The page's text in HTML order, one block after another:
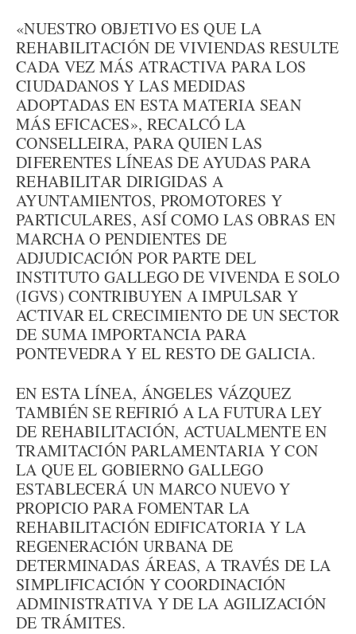
«NUESTRO OBJETIVO ES QUE LA
REHABILITACIÓN DE VIVIENDAS RESULTE
CADA VEZ MÁS ATRACTIVA PARA LOS
CIUDADANOS Y LAS MEDIDAS
ADOPTADAS EN ESTA MATERIA SEAN
MÁS EFICACES», RECALCÓ LA
CONSELLEIRA, PARA QUIEN LAS
DIFERENTES LÍNEAS DE AYUDAS PARA
REHABILITAR DIRIGIDAS A
AYUNTAMIENTOS, PROMOTORES Y
PARTICULARES, ASÍ COMO LAS OBRAS EN
MARCHA O PENDIENTES DE
ADJUDICACIÓN POR PARTE DEL
INSTITUTO GALLEGO DE VIVENDA E SOLO
(IGVS) CONTRIBUYEN A IMPULSAR Y
ACTIVAR EL CRECIMIENTO DE UN SECTOR
DE SUMA IMPORTANCIA PARA
PONTEVEDRA Y EL RESTO DE GALICIA.
EN ESTA LÍNEA, ÁNGELES VÁZQUEZ
TAMBIÉN SE REFIRIÓ A LA FUTURA LEY
DE REHABILITACIÓN, ACTUALMENTE EN
TRAMITACIÓN PARLAMENTARIA Y CON
LA QUE EL GOBIERNO GALLEGO
ESTABLECERÁ UN MARCO NUEVO Y
PROPICIO PARA FOMENTAR LA
REHABILITACIÓN EDIFICATORIA Y LA
REGENERACIÓN URBANA DE
DETERMINADAS ÁREAS, A TRAVÉS DE LA
SIMPLIFICACIÓN Y COORDINACIÓN
ADMINISTRATIVA Y DE LA AGILIZACIÓN
DE TRÁMITES.